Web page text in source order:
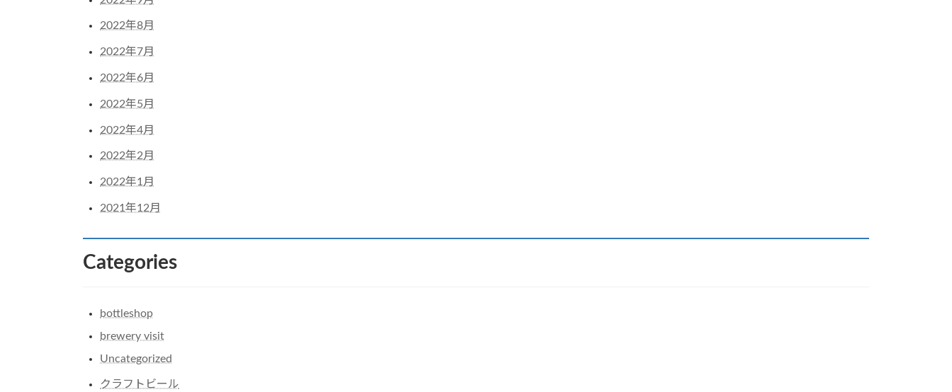
2022年8月
2022年7月
2022年6月
2022年5月
2022年4月
2022年2月
2022年1月
2021年12月
Categories
bottleshop
brewery visit
Uncategorized
クラフトビール